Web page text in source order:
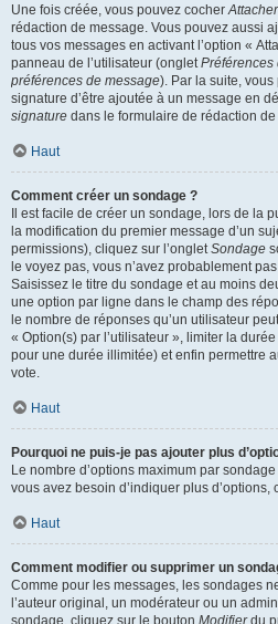
Une fois créée, vous pouvez cocher
rédaction de message. Vous pouvez aussi
tous vos messages en activant l’option «
panneau de l’utilisateur (ongletPréférences
préférences de message). Par la suite,
signature d’être ajoutée à un message en
signature dans le formulaire de rédaction
Haut
Comment créer un sondage ?
Il est facile de créer un sondage, lors de la
la modification du premier message d’un
permissions), cliquez sur l’ongletSondage
le voyez pas, vous n’avez probablement
Saisissez le titre du sondage et au moins
une option par ligne dans le champ des
le nombre de réponses qu’un utilisateur
« Option(s) par l’utilisateur », limiter la
pour une durée illimitée) et enfin permettre
vote.
Haut
Pourquoi ne puis-je pas ajouter plus
Le nombre d’options maximum par
vous avez besoin d’indiquer plus d’options,
Haut
Comment modifier ou supprimer un
Comme pour les messages, les sondages
l’auteur original, un modérateur ou un
sondage, cliquez sur le bouton Modifierdu